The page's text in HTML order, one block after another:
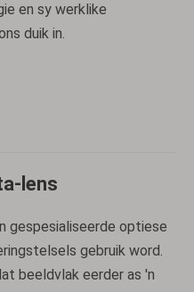
en sy werklike
duik in.
lens
gespesialiseerde optiese
gebruik word.
beeldvlak eerder as 'n